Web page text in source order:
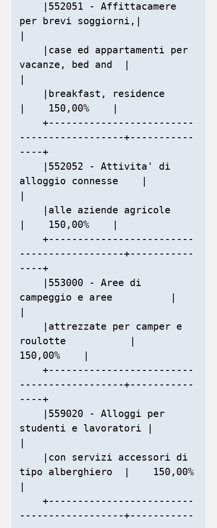
per brevi soggiorni,|
|
vacanze, bed and  |
|
|    150,00%    |
------------------+-----------
----+
alloggio connesse    |
|
|    150,00%    |
------------------+-----------
----+
campeggio e aree          |
|
roulotte           |
150,00%    |
------------------+-----------
----+
studenti e lavoratori |
|
tipo alberghiero  |    150,00%
|
------------------+-----------